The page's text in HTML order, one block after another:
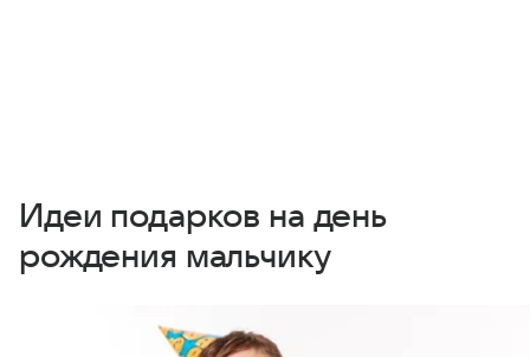
Идеи подарков на день
рождения мальчику